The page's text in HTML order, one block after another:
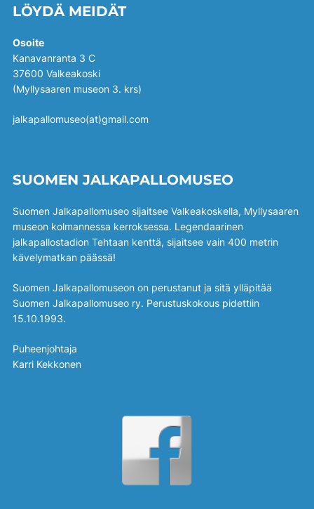
LÖYDÄ MEIDÄT
Osoite
Kanavanranta 3 C
37600 Valkeakoski
(Myllysaaren museon 3. krs)
jalkapallomuseo(at)gmail.com
SUOMEN JALKAPALLOMUSEO
Suomen Jalkapallomuseo sijaitsee Valkeakoskella, Myllysaaren
museon kolmannessa kerroksessa. Legendaarinen
jalkapallostadion Tehtaan kenttä, sijaitsee vain 400 metrin
kävelymatkan päässä!
Suomen Jalkapallomuseon on perustanut ja sitä ylläpitää
Suomen Jalkapallomuseo ry. Perustuskokous pidettiin
15.10.1993.
Puheenjohtaja
Karri Kekkonen